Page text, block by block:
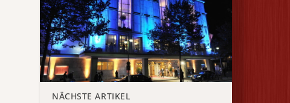
NÄCHSTE ARTIKEL